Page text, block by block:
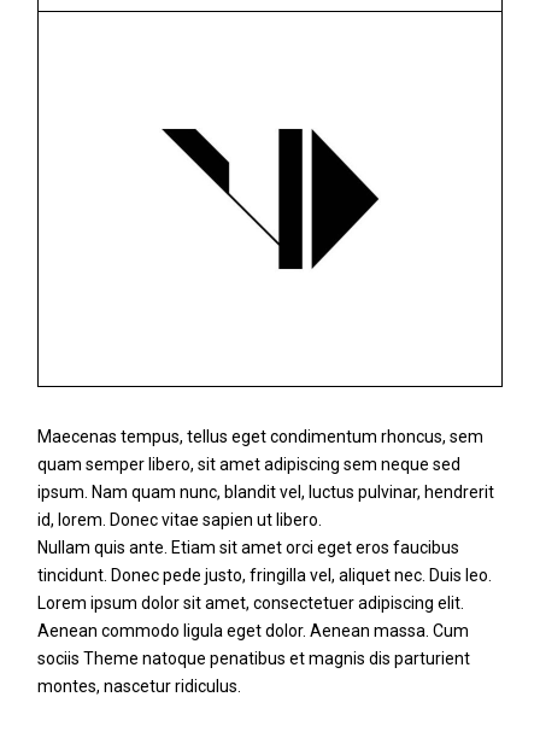
Maecenas tempus, tellus eget condimentum rhoncus, sem
quam semper libero, sit amet adipiscing sem neque sed
ipsum. Nam quam nunc, blandit vel, luctus pulvinar, hendrerit
id, lorem. Donec vitae sapien ut libero.
Nullam quis ante. Etiam sit amet orci eget eros faucibus
tincidunt. Donec pede justo, fringilla vel, aliquet nec. Duis leo.
Lorem ipsum dolor sit amet, consectetuer adipiscing elit.
Aenean commodo ligula eget dolor. Aenean massa. Cum
sociis Theme natoque penatibus et magnis dis parturient
montes, nascetur ridiculus.